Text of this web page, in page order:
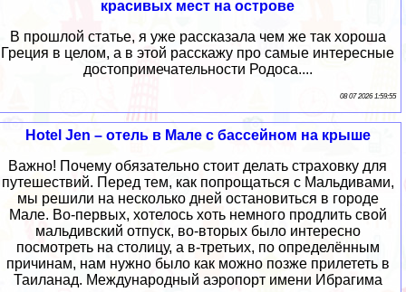
красивых мест на острове
В прошлой статье, я уже рассказала чем же так хороша
Греция в целом, а в этой расскажу про самые интересные
достопримечательности Родоса....
08 07 2026 1:59:55
Hotel Jen – отель в Мале с бассейном на крыше
Важно! Почему обязательно стоит делать страховку для
путешествий. Перед тем, как попрощаться с Мальдивами,
мы решили на несколько дней остановиться в городе
Мале. Во-первых, хотелось хоть немного продлить свой
мальдивский отпуск, во-вторых было интересно
посмотреть на столицу, а в-третьих, по определённым
причинам, нам нужно было как можно позже прилететь в
Таиланад. Международный аэропорт имени Ибрагима